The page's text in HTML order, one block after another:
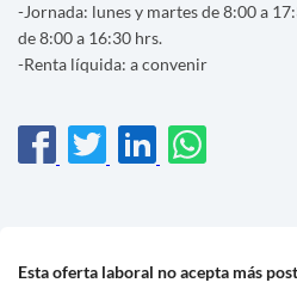
-Jornada: lunes y martes de 8:00 a
de 8:00 a 16:30 hrs.
-Renta líquida: a convenir
Esta oferta laboral no acepta más